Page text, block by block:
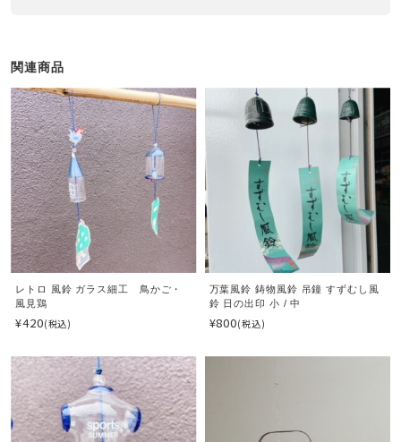
関連商品
レトロ 風鈴 ガラス細工 鳥かご・
風見鶏
¥420(税込)
万葉風鈴 鋳物風鈴 吊鐘 すずむし風
鈴 日の出印 小 / 中
¥800(税込)